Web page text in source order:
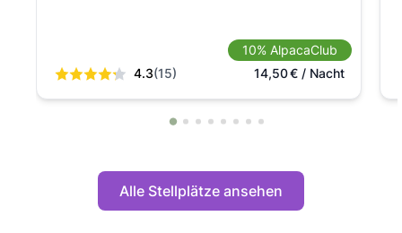
4.3(15)
10% AlpacaClub
14,50€/ Nacht
Alle Stellplätze ansehen